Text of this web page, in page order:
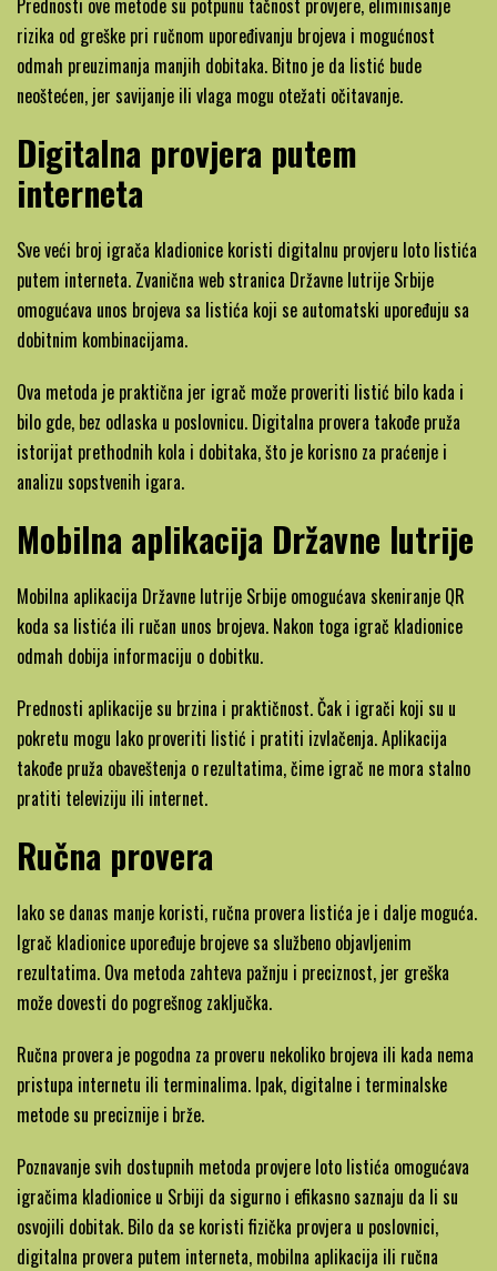
Prednosti ove metode su potpunu tačnost provjere, eliminisanje
rizika od greške pri ručnom upoređivanju brojeva i mogućnost
odmah preuzimanja manjih dobitaka. Bitno je da listić bude
neoštećen, jer savijanje ili vlaga mogu otežati očitavanje.
Digitalna provjera putem
interneta
Sve veći broj igrača kladionice koristi digitalnu provjeru loto listića
putem interneta. Zvanična web stranica Državne lutrije Srbije
omogućava unos brojeva sa listića koji se automatski upoređuju sa
dobitnim kombinacijama.
Ova metoda je praktična jer igrač može proveriti listić bilo kada i
bilo gde, bez odlaska u poslovnicu. Digitalna provera takođe pruža
istorijat prethodnih kola i dobitaka, što je korisno za praćenje i
analizu sopstvenih igara.
Mobilna aplikacija Državne lutrije
Mobilna aplikacija Državne lutrije Srbije omogućava skeniranje QR
koda sa listića ili ručan unos brojeva. Nakon toga igrač kladionice
odmah dobija informaciju o dobitku.
Prednosti aplikacije su brzina i praktičnost. Čak i igrači koji su u
pokretu mogu lako proveriti listić i pratiti izvlačenja. Aplikacija
takođe pruža obaveštenja o rezultatima, čime igrač ne mora stalno
pratiti televiziju ili internet.
Ručna provera
Iako se danas manje koristi, ručna provera listića je i dalje moguća.
Igrač kladionice upoređuje brojeve sa službeno objavljenim
rezultatima. Ova metoda zahteva pažnju i preciznost, jer greška
može dovesti do pogrešnog zaključka.
Ručna provera je pogodna za proveru nekoliko brojeva ili kada nema
pristupa internetu ili terminalima. Ipak, digitalne i terminalske
metode su preciznije i brže.
Poznavanje svih dostupnih metoda provjere loto listića omogućava
igračima kladionice u Srbiji da sigurno i efikasno saznaju da li su
osvojili dobitak. Bilo da se koristi fizička provjera u poslovnici,
digitalna provera putem interneta, mobilna aplikacija ili ručna